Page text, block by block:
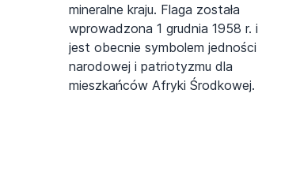
mineralne kraju. Flaga została
wprowadzona 1 grudnia 1958 r. i
jest obecnie symbolem jedności
narodowej i patriotyzmu dla
mieszkańców Afryki Środkowej.